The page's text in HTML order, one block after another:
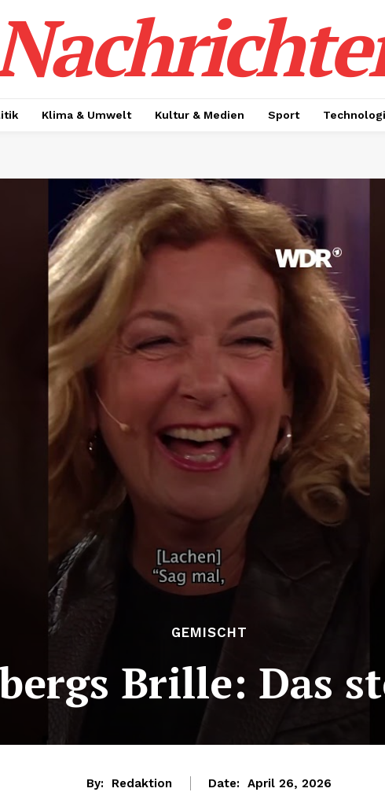
Klima & Umwelt Kultur & Medien Sport
GEMISCHT
Brille: Das
By: Redaktion Date: April 26, 2026